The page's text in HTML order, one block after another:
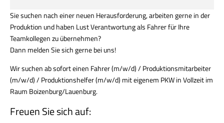
Sie suchen nach einer neuen Herausforderung, arbeiten gerne in der
Produktion und haben Lust Verantwortung als Fahrer für Ihre
Teamkollegen zu übernehmen?
Dann melden Sie sich gerne bei uns!
Wir suchen ab sofort einen Fahrer (m/w/d) / Produktionsmitarbeiter
(m/w/d) / Produktionshelfer (m/w/d) miteigenem PKWin Vollzeit im
Raum Boizenburg/Lauenburg.
Freuen Sie sich auf: